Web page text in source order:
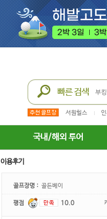
서원힐스
국내/해외 투어
이용후기
골프장명 : 골든베이
평점 10.0